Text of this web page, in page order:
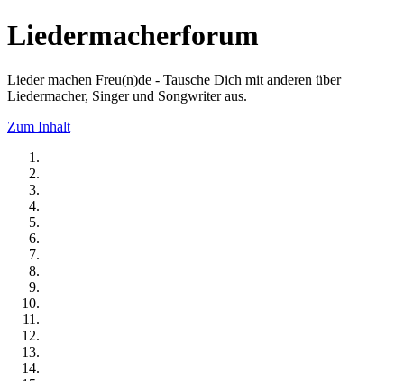
Liedermacherforum
Lieder machen Freu(n)de - Tausche Dich mit anderen über
Liedermacher, Singer und Songwriter aus.
Zum Inhalt